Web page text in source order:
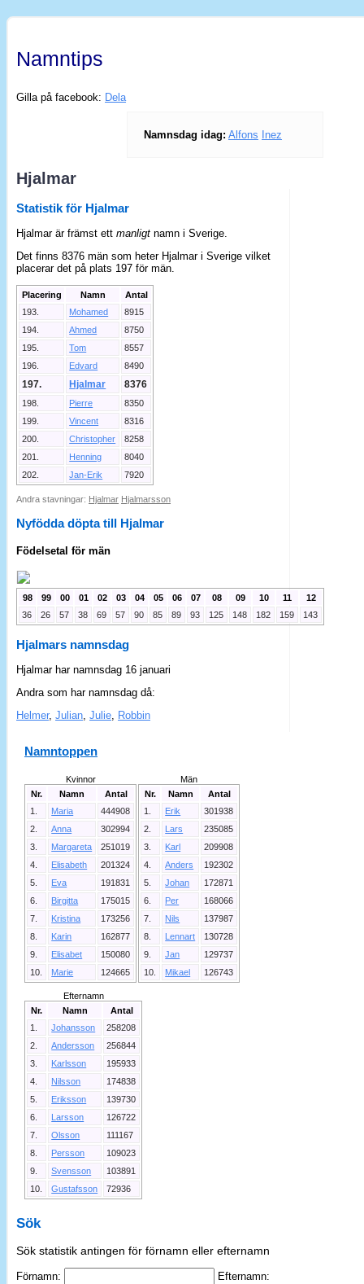
Namntips
Gilla på facebook: Dela
Namnsdag idag: Alfons Inez
Hjalmar
Statistik för Hjalmar
Hjalmar är främst ettmanligt namn i Sverige.
Det finns 8376 män som heter Hjalmar i Sverige vilket
placerar det på plats 197 för män.
Placering Namn
Antal
193.
Mohamed
8915
194.
Ahmed
8750
195.
Tom
8557
196.
Edvard 8490
197. Hjalmar 8376
198. Pierre
8350
199.
Vincent
8316
200.
Christopher
8258
201.
Henning
8040
202.
Jan-Erik 7920
Andra stavningar: Hjalmar Hjalmarsson
Nyfödda döpta till Hjalmar
Födelsetal för män
98 99 00 01 02 03 04 05 06 07 08 09 10 11
12
36
26 57 38 69 57 90 85 89 93 125 148 182 159 143
Hjalmars namnsdag
Hjalmar har namnsdag 16 januari
Andra som har namnsdag då:
Helmer,Julian ,Julie Robbin
Namntoppen
Kvinnor
Nr.
Namn
Antal
1.
Maria
444908
2.
Anna
302994
3.
Margareta
251019
4.
Elisabeth
201324
5.
Eva
191831
6.
Birgitta
175015
7.
Kristina
173256
8.
Karin
162877
9.
Elisabet
150080
10.
Marie 124665
Män
Nr.
Namn
Antal
1.
Erik
301938
2.
Lars
235085
3.
Karl
209908
4.
Anders
192302
5.
Johan
172871
6.
Per
168066
7.
Nils
137987
8.
Lennart
130728
9.
Jan
129737
10.
Mikael 126743
Efternamn
Nr.
Namn
Antal
1.
Johansson
258208
2.
Andersson
256844
3.
Karlsson
195933
4.
Nilsson
174838
5.
Eriksson
139730
6.
Larsson
126722
7.
Olsson
111167
8.
Persson
109023
9.
Svensson
103891
10.
Gustafsson 72936
Sök
Sök statistik antingen för förnamn eller efternamn
Förnamn: Efternamn: